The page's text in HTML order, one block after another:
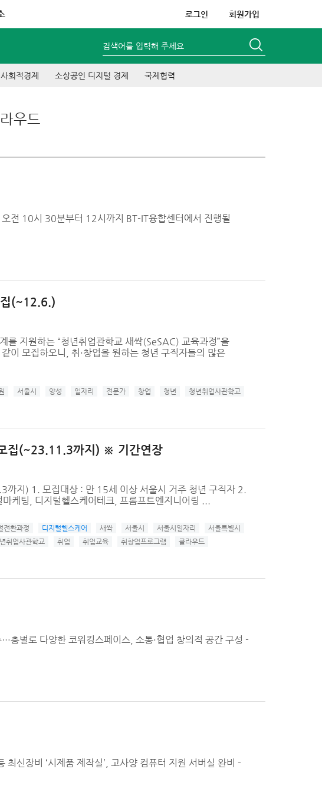
로그인 회원가입
검색어를 입력해 주세요
사회적경제 소상공인 디지털 경제 국제협력
우드
전 10시 30분부터 12시까지 BT-IT융합센터에서 진행될
집(~12.6.)
를 지원하는 “청년취업관학교 새싹(SeSAC) 교육과정”을
이 모집하오니, 취·창업을 원하는 청년 구직자들의 많은
서울시 양성 일자리 전문가 창업 청년
청년취업사관학교
집(~23.11.3까지) ※ 기간연장
지) 1. 모집대상 : 만 15세 이상 서울시 거주 청년 구직자 2.
케팅, 디지털헬스케어테크, 프롬프트엔지니어링 ...
전환과정 디지털헬스케어 새싹 서울시 서울시일자리
서울특별시
취업사관학교 취업 취업교육 취창업프로그램
클라우드
별로 다양한 코워킹스페이스, 소통·협업 창의적 공간 구성 -
신장비 ‘시제품 제작실’, 고사양 컴퓨터 지원 서버실 완비 -